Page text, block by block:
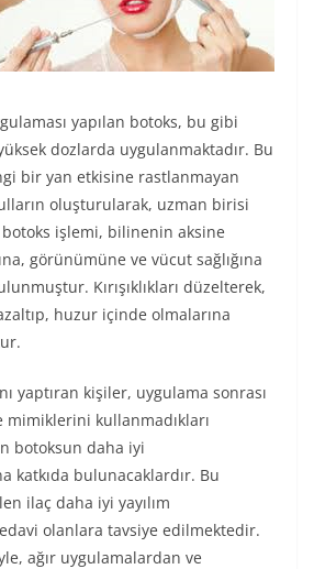
yapılan botoks, bu gibi
dozlarda uygulanmaktadır. Bu
bir yan etkisine rastlanmayan
oluşturularak, uzman birisi
botoks işlemi, bilinenin aksine
görünümüne ve vücut sağlığına
Kırışıklıkları düzelterek,
huzur içinde olmalarına
yaptıran kişiler, uygulama sonrası
kullanmadıkları
botoksun daha iyi
katkıda bulunacaklardır. Bu
ilaç daha iyi yayılım
olanlara tavsiye edilmektedir.
ağır uygulamalardan ve